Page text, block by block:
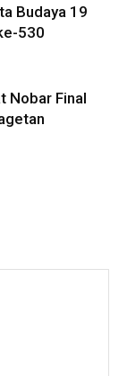
Budaya 19
530
Nobar Final